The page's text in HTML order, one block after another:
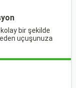
kolay bir şekilde
uçuşunuza